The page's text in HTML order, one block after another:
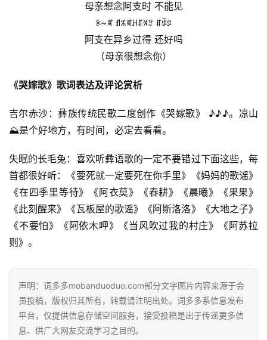
母亲想念阿支时 不能见
ꉹ~ꉷ ꀊꎓꉷꃅꐥꄉꇬ ꐥꌑꌒ
阿支在异乡过得 还好吗
（母亲很想念你）
《哭嫁歌》歌词表达及评论赏析
吉尔赤沙：彝族传统民歌二度创作《哭嫁歌》 ♪♪♪。凉山
⛰️是个好地方，有时间，必定去看看。
失眠的长毛兔：喜欢听彝语歌的一定不要错过下面这些，每
首都很好听：《要死就一定要死在你手里》《妈妈的歌谣》
《在四季里等待》《阿衣莫》《春耕》《晨曦》《果果》
《此刻醒来》《瓦板屋的歌谣》《阿斯洛洛》《大地之子》
《不要怕》《阿依木呷》《当风吹过我的村庄》《阿苏拉
则》。
声明：词多多mobanduoduo.com部分文字图片内容来源于会
员投稿，版权归其所有，转载请注明出处。词多多系信息发布
平台，仅提供信息存储空间服务，接受投稿是出于传递更多信
息、供广大网友交流学习之目的。